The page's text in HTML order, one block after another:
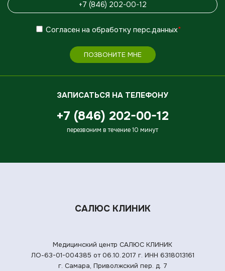
Согласен на обработку перс.данных*
ПОЗВОНИТЕ МНЕ
ЗАПИСАТЬСЯ НА ТЕЛЕФОНУ
+7 (846) 202-00-12
перезвоним в течение 10 минут
САЛЮС КЛИНИК
Медицинский центр САЛЮС КЛИНИК
ЛО-63-01-004385 от 06.10.2017 г. ИНН 6318013161
г. Самара, Приволжский пер. д. 7